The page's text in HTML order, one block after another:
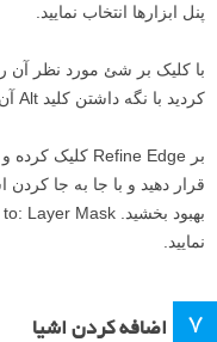
پنل ابزار‌ها انتخاب نمایید.
با کلیک بر شئ مورد نظر آن
کردید با نگه داشتن کلید Alt آن را حذف نمایید).
نمایید.
۷ اضافه کردن اشیا